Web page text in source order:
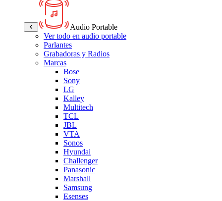
Audio Portable
Ver todo en audio portable
Parlantes
Grabadoras y Radios
Marcas
Bose
Sony
LG
Kalley
Multitech
TCL
JBL
VTA
Sonos
Hyundai
Challenger
Panasonic
Marshall
Samsung
Esenses